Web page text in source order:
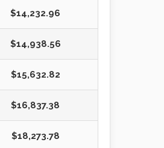
$14,232.96
$14,938.56
$15,632.82
$16,837.38
$18,273.78